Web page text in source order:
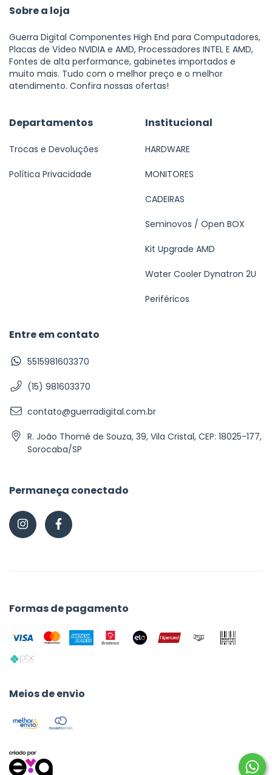
Sobre a loja
Guerra Digital Componentes High End para Computadores,
Placas de Vídeo NVIDIA e AMD, Processadores INTEL E AMD,
Fontes de alta performance, gabinetes importados e
muito mais. Tudo com o melhor preço e o melhor
atendimento. Confira nossas ofertas!
Departamentos
Trocas e Devoluções
Política Privacidade
Institucional
HARDWARE
MONITORES
CADEIRAS
Seminovos / Open BOX
Kit Upgrade AMD
Water Cooler Dynatron 2U
Periféricos
Entre em contato
5515981603370
(15) 981603370
contato@guerradigital.com.br
R. João Thomé de Souza, 39, Vila Cristal, CEP: 18025-177,
Sorocaba/SP
Permaneça conectado
Formas de pagamento
Meios de envio